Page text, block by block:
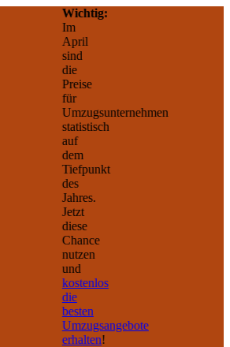
Wichtig:
April
sind
die
Preise
Umzugsunternehmen
statistisch
auf
dem
Tiefpunkt
des
Jahres.
Jetzt
diese
Chance
nutzen
und
kostenlos
die
besten
Umzugsangebote
erhalten!